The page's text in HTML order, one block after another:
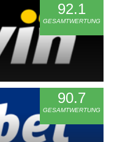
92.1
GESAMTWERTUNG
90.7
GESAMTWERTUNG